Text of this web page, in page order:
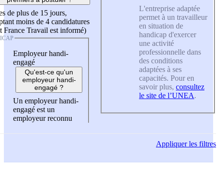
de plus de 15 jours,
moins de 4 candidatures
France Travail est informé)
Employeur handi-
engagé
Qu'est-ce qu'un
employeur handi-
engagé ?
Un employeur handi-
engagé est un
employeur reconnu
L'entreprise adaptée
permet à un travailleur
en situation de
handicap d'exercer
une activité
professionnelle dans
des conditions
adaptées à ses
capacités. Pour en
savoir plus, consultez
le site de l’UNEA.
Appliquerles filtres